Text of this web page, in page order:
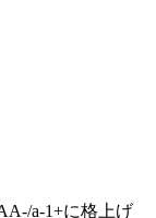
a-1+に格上げ